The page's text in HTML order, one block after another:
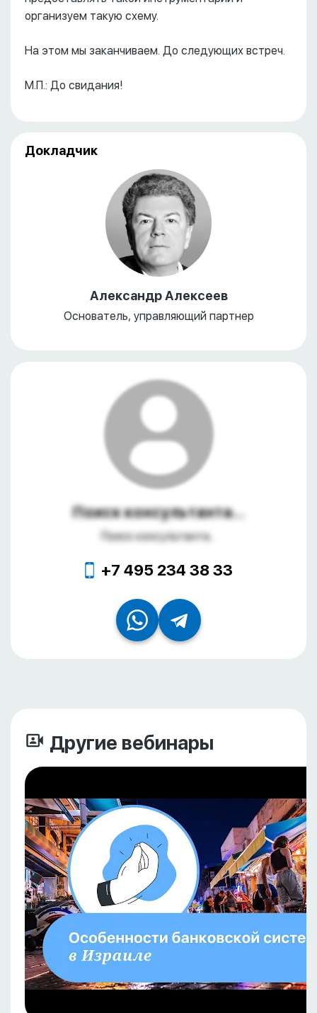
организуем такую схему.
На этом мы заканчиваем. До следующих встреч.
М.П.: До свидания!
Докладчик
Александр Алексеев
Основатель, управляющий партнер
Поиск консультанта...
Поиск консультанта...
+7 495 234 38 33
Другие вебинары